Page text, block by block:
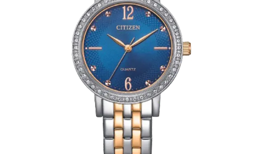
+7 ( 705 ) 181-42-50
info@vetervremeni.kz
Авторизация
Каталог
Мужские часы
Женские часы